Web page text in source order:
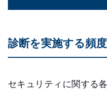
診断を実施する頻
セキュリティに関する